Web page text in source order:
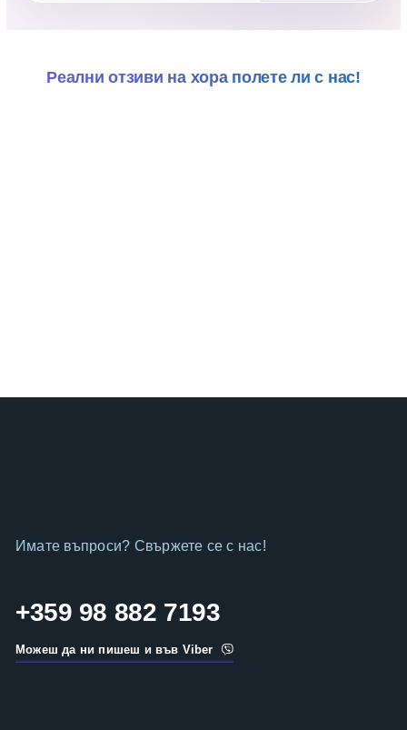
Реални отзиви на хора полете ли с нас!
Имате въпроси? Свържете се с нас!
+359 98 882 7193
Можеш да ни пишеш и във Viber